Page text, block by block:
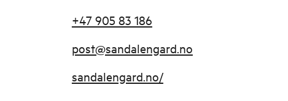
+47 905 83 186
post@sandalengard.no
sandalengard.no/